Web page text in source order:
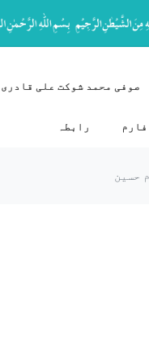
صوفی محمد شوکت علی قادری
رابطہ
حسین